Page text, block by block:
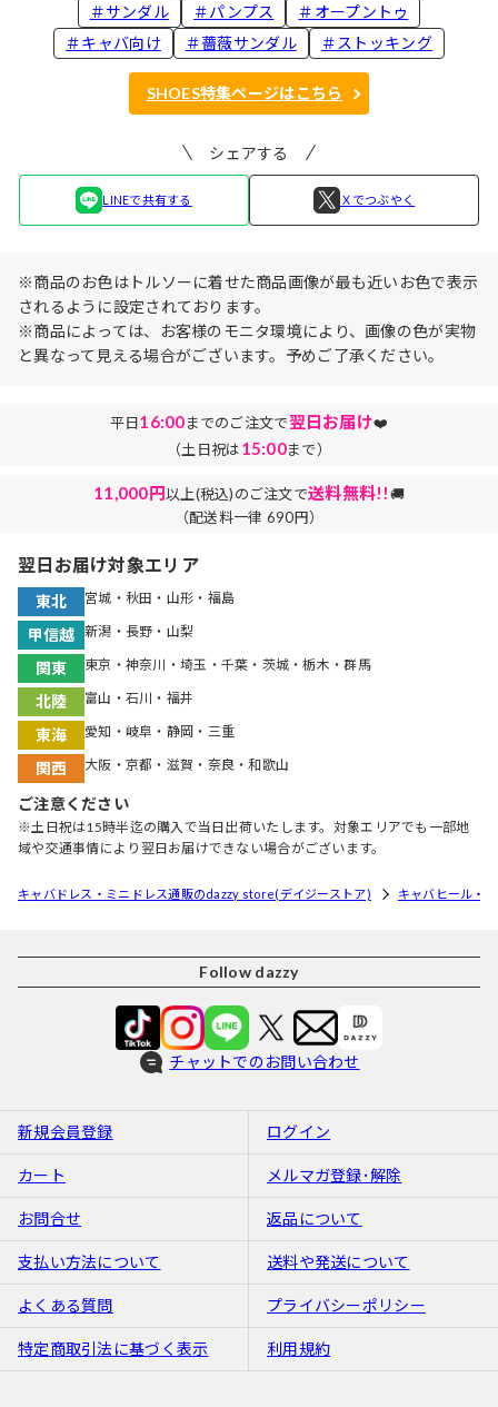
＃サンダル ＃パンプス
＃オープントゥ
＃キャバ向け
＃薔薇サンダル ＃ストッキング
SHOES特集ページはこちら
シェアする
LINEで共有する Ｘでつぶやく
※商品のお色はトルソーに着せた商品画像が最も近いお色で表示
されるように設定されております。
※商品によっては、お客様のモニタ環境により、画像の色が実物
と異なって見える場合がございます。予めご了承ください。
平日16:00までのご注文で翌日お届け❤️
（土日祝は15:00まで）
11,000円以上(税込)のご注文で送料無料!!🚚
（配送料一律 690円）
翌日お届け対象エリア
東北 宮城・秋田・山形・福島
甲信越 新潟・長野・山梨
関東 東京・神奈川・埼玉・千葉・茨城・栃木・群馬
北陸 富山・石川・福井
東海 愛知・岐阜・静岡・三重
関西 大阪・京都・滋賀・奈良・和歌山
ご注意ください
※土日祝は15時半迄の購入で当日出荷いたします。対象エリアでも一部地
域や交通事情により翌日お届けできない場合がございます。
キャバドレス・ミニドレス通販のdazzy store(デイジーストア) キャバヒール・
Follow dazzy
チャットでのお問い合わせ
新規会員登録 ログイン
カート メルマガ登録･解除
お問合せ 返品について
支払い方法について 送料や発送について
よくある質問 プライバシーポリシー
特定商取引法に基づく表示 利用規約